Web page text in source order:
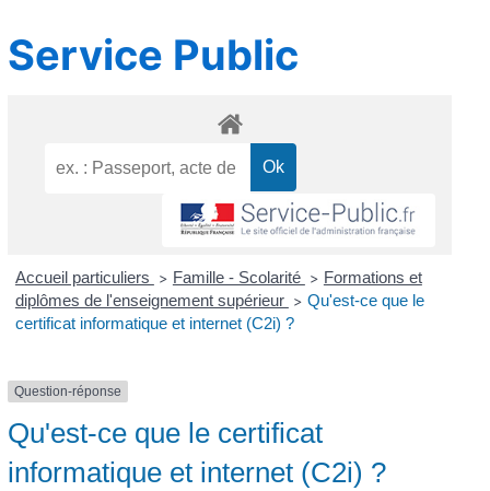
Service Public
Accueil particuliers > Famille - Scolarité > Formations et
diplômes de l'enseignement supérieur > Qu'est-ce que le
certificat informatique et internet (C2i) ?
Question-réponse
Qu'est-ce que le certificat
informatique et internet (C2i) ?